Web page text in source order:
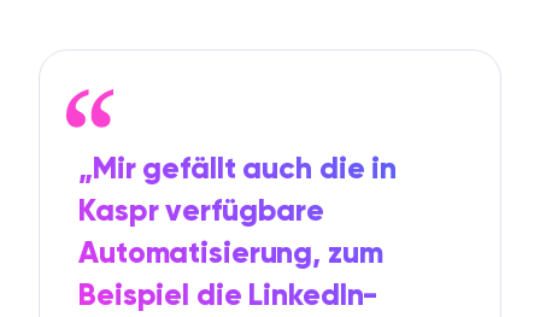
„Mir gefällt auch die in
Kaspr verfügbare
Automatisierung, zum
Beispiel die LinkedIn-